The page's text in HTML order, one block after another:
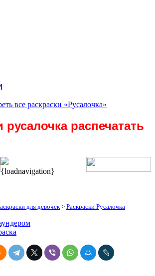
все раскраски «Русалочка»
русалочка распечатать
{loadnavigation}
для девочек > Раскраски Русалочка